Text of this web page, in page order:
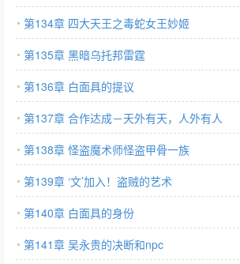
第134章 四大天王之毒蛇女王妙姬
第135章 黑暗乌托邦雷霆
第136章 白面具的提议
第137章 合作达成－天外有天，人外有人
第138章 怪盗魔术师怪盗甲骨一族
第139章 ‘文’加入！盗贼的艺术
第140章 白面具的身份
第141章 吴永贵的决断和npc